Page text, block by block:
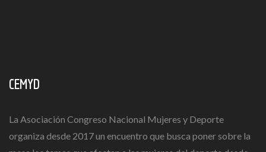
CEMYD
La Asociación Congreso Nacional Mujeres y Deporte
organiza desde 2017 un encuentro que busca poner sobre la